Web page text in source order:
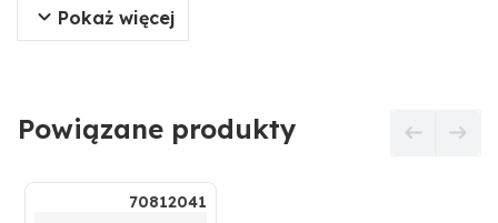
Pokaż więcej
Powiązane produkty
70812041